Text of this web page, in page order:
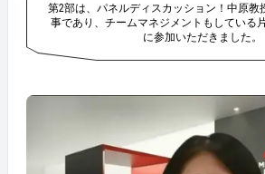
第2部は、パネルディスカッション！中原教
事であり、チームマネジメントもしている
に参加いただきました。